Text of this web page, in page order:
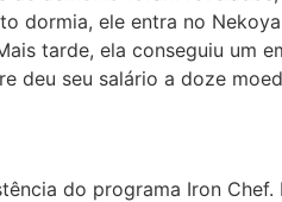
dormia, ele entra no
tarde, ela conseguiu um
deu seu salário a doze
do programa Iron Chef.